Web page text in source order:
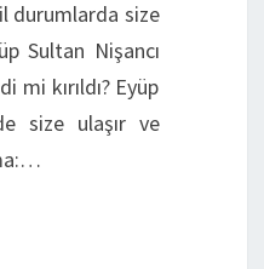
durumlarda size
Sultan Nişancı
mi kırıldı? Eyüp
size ulaşır ve